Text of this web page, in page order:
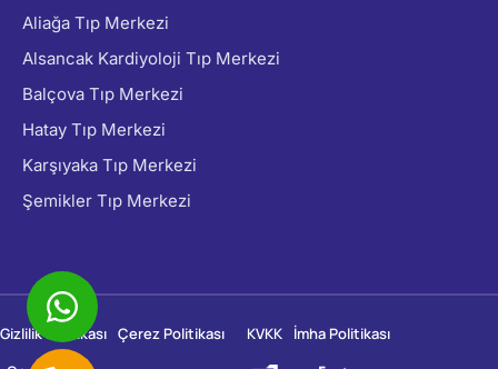
Aliağa Tıp Merkezi
Alsancak Kardiyoloji Tıp Merkezi
Balçova Tıp Merkezi
Hatay Tıp Merkezi
Karşıyaka Tıp Merkezi
Şemikler Tıp Merkezi
Gizlilik Politikası Çerez Politikası KVKK İmha Politikası